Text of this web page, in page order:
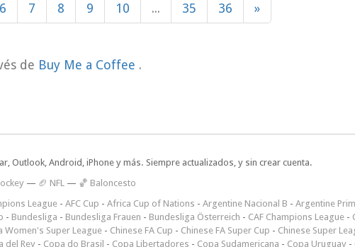
6 7 8 9 10 ... 35 36 »
de Buy Me a Coffee .
Android, iPhone y más. Siempre actualizados, y sin crear cuenta.
— 🏈 NFL — 🏀 Baloncesto
League - AFC Cup - Africa Cup of Nations - Argentine Nacional B - Argentine
- Bundesliga - Bundesliga Frauen - Bundesliga Österreich - CAF Champions League -
Women's Super League - Chinese FA Cup - Chinese FA Super Cup - Chinese Super
del Rey - Copa do Brasil - Copa Libertadores - Copa Sudamericana - Copa Uruguay -